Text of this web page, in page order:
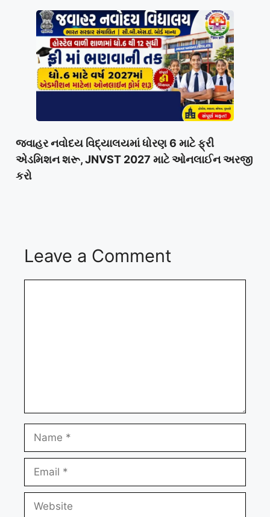
જવાહર નવોદય વિદ્યાલયમાં ધોરણ 6 માટે ફ્રી
એડમિશન શરૂ, JNVST 2027 માટે ઓનલાઈન અરજી
કરો
Leave a Comment
Name
Email
Website